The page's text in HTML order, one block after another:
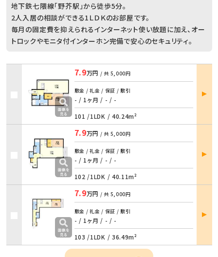
地下鉄七隈線「野芥駅」から徒歩5分。
2人入居の相談ができる1ＬＤＫのお部屋です。
毎月の固定費を抑えられるインターネット使い放題に加え、オー
トロックやモニタ付インターホン完備で安心のセキュリティ。
7.9万円 / 共 5,000円
敷金 / 礼金 / 保証 / 敷引
- / 1ヶ月 / - / -
101 /1LDK / 40.24m²
部屋
詳細
7.9万円 / 共 5,000円
敷金 / 礼金 / 保証 / 敷引
- / 1ヶ月 / - / -
102 /1LDK / 40.11m²
部屋
詳細
7.9万円 / 共 5,000円
敷金 / 礼金 / 保証 / 敷引
- / 1ヶ月 / - / -
103 /1LDK / 36.49m²
部屋
詳細